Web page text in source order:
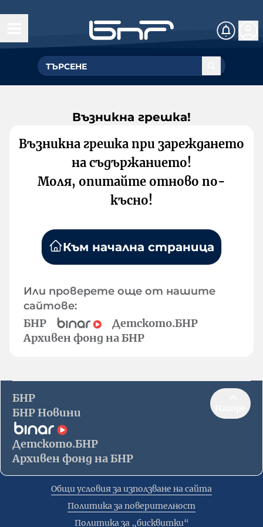
Възникна грешка!
Възникна грешка при зареждането
на съдържанието!
Моля, опитайте отново по-
късно!
Към начална страница
Или проверете още от нашите
сайтове:
БНР
Детското.БНР
Архивен фонд на БНР
БНР
БНР Новини
Детското.БНР
Архивен фонд на БНР
Общи условия за използване на сайта
Политика за поверителност
Политика за „бисквитки“